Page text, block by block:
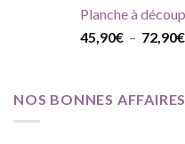
Planche à
45,90€ – 72,90€
NOS BONNES AFFAIRES